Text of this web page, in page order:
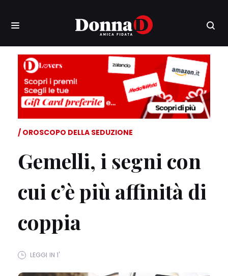
OROSCOPO DELLA SEDUZIONE
Gemelli, i segni con
cui c’è più affinità di
coppia
LEGGI IN 1'